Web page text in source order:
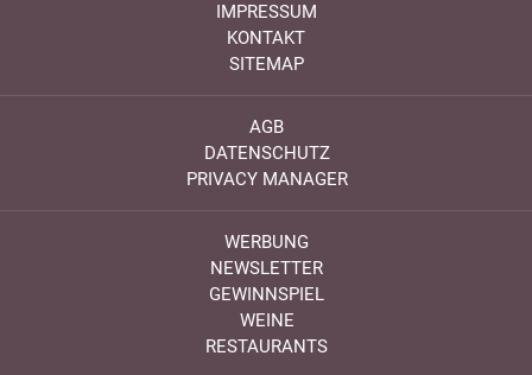
IMPRESSUM
KONTAKT
SITEMAP
AGB
DATENSCHUTZ
PRIVACY MANAGER
WERBUNG
NEWSLETTER
GEWINNSPIEL
WEINE
RESTAURANTS